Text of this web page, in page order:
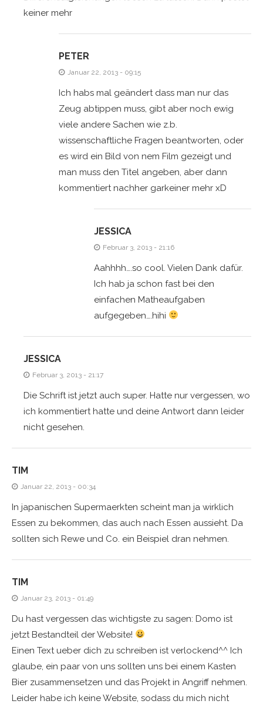
keiner mehr
PETER
Januar 22, 2013 - 09:15
Ich habs mal geändert dass man nur das
Zeug abtippen muss, gibt aber noch ewig
viele andere Sachen wie z.b.
wissenschaftliche Fragen beantworten, oder
es wird ein Bild von nem Film gezeigt und
man muss den Titel angeben, aber dann
kommentiert nachher garkeiner mehr xD
JESSICA
Februar 3, 2013 - 21:16
Aahhhh….so cool. Vielen Dank dafür.
Ich hab ja schon fast bei den
einfachen Matheaufgaben
aufgegeben….hihi
JESSICA
Februar 3, 2013 - 21:17
Die Schrift ist jetzt auch super. Hatte nur vergessen, wo
ich kommentiert hatte und deine Antwort dann leider
nicht gesehen.
TIM
Januar 22, 2013 - 00:34
In japanischen Supermaerkten scheint man ja wirklich
Essen zu bekommen, das auch nach Essen aussieht. Da
sollten sich Rewe und Co. ein Beispiel dran nehmen.
TIM
Januar 23, 2013 - 01:49
Du hast vergessen das wichtigste zu sagen: Domo ist
jetzt Bestandteil der Website!
Einen Text ueber dich zu schreiben ist verlockend^^ Ich
glaube, ein paar von uns sollten uns bei einem Kasten
Bier zusammensetzen und das Projekt in Angriff nehmen.
Leider habe ich keine Website, sodass du mich nicht